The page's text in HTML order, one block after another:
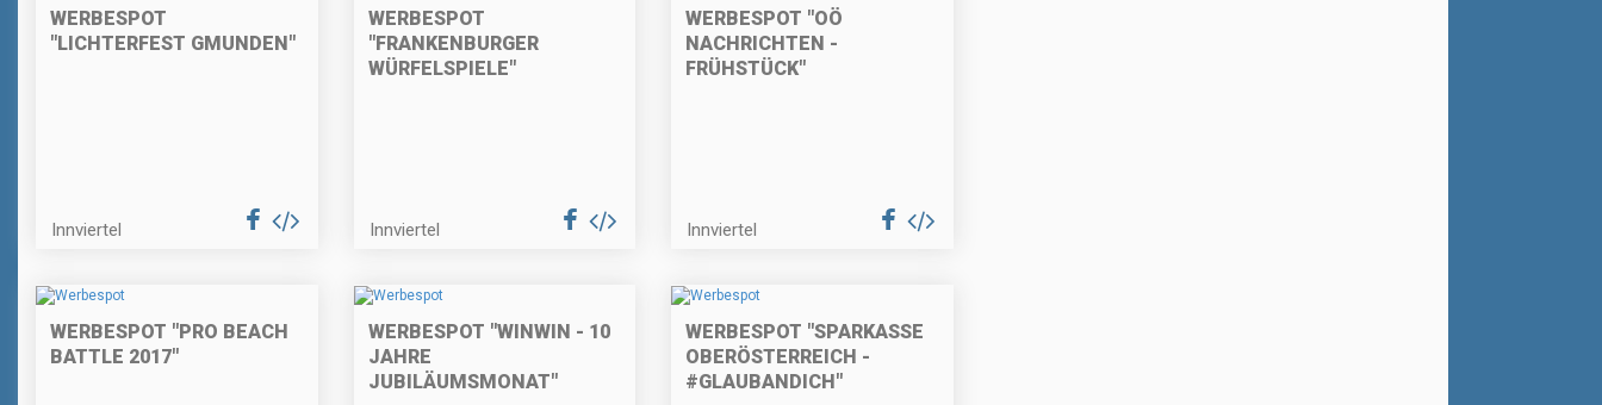
WERBESPOT
"LICHTERFEST GMUNDEN"
Innviertel
WERBESPOT
"FRANKENBURGER
WÜRFELSPIELE"
Innviertel
WERBESPOT "OÖ
NACHRICHTEN -
FRÜHSTÜCK"
Innviertel
WERBESPOT "PRO BEACH
BATTLE 2017"
WERBESPOT "WINWIN - 10
JAHRE
JUBILÄUMSMONAT"
WERBESPOT "SPARKASSE
OBERÖSTERREICH -
#GLAUBANDICH"